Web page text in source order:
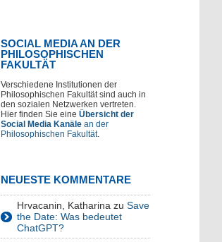
SOCIAL MEDIA AN DER
PHILOSOPHISCHEN
FAKULTÄT
Verschiedene Institutionen der
Philosophischen Fakultät sind auch in
den sozialen Netzwerken vertreten.
Hier finden Sie eine Übersicht der
Social Media Kanäle an der
Philosophischen Fakultät.
NEUESTE KOMMENTARE
Hrvacanin, Katharina zu Save
the Date: Was bedeutet
ChatGPT?